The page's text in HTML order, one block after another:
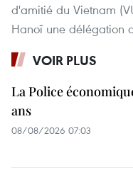
d'amitié du Vietnam
Hanoï une délégation
VOIR PLUS
La Police
ans
08/08/2026 07:03